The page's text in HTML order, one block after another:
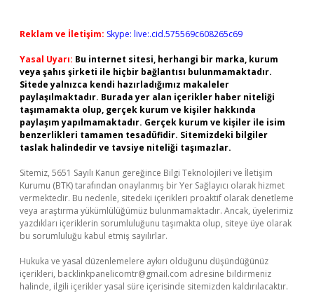
Reklam ve İletişim: Skype: live:.cid.575569c608265c69
Yasal Uyarı: Bu internet sitesi, herhangi bir marka, kurum
veya şahıs şirketi ile hiçbir bağlantısı bulunmamaktadır.
Sitede yalnızca kendi hazırladığımız makaleler
paylaşılmaktadır. Burada yer alan içerikler haber niteliği
taşımamakta olup, gerçek kurum ve kişiler hakkında
paylaşım yapılmamaktadır. Gerçek kurum ve kişiler ile isim
benzerlikleri tamamen tesadüfidir. Sitemizdeki bilgiler
taslak halindedir ve tavsiye niteliği taşımazlar.
Sitemiz, 5651 Sayılı Kanun gereğince Bilgi Teknolojileri ve İletişim
Kurumu (BTK) tarafından onaylanmış bir Yer Sağlayıcı olarak hizmet
vermektedir. Bu nedenle, sitedeki içerikleri proaktif olarak denetleme
veya araştırma yükümlülüğümüz bulunmamaktadır. Ancak, üyelerimiz
yazdıkları içeriklerin sorumluluğunu taşımakta olup, siteye üye olarak
bu sorumluluğu kabul etmiş sayılırlar.
Hukuka ve yasal düzenlemelere aykırı olduğunu düşündüğünüz
içerikleri, backlinkpanelicomtr@gmail.com adresine bildirmeniz
halinde, ilgili içerikler yasal süre içerisinde sitemizden kaldırılacaktır.